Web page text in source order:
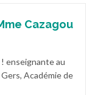
Cazagou
enseignante au
Académie de